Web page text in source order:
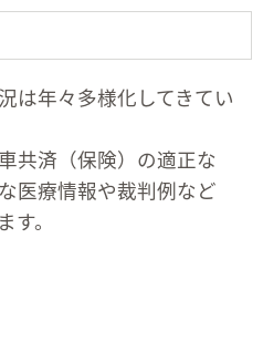
は年々多様化してきてい
共済（保険）の適正な
医療情報や裁判例など
。